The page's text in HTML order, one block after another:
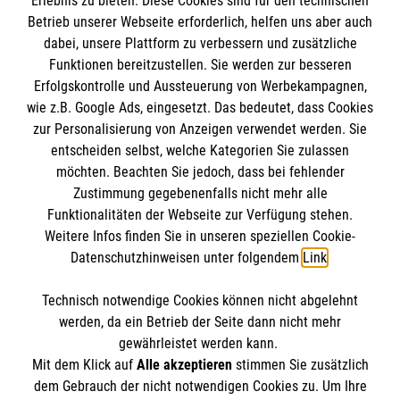
IBAN: DE10 3706 0120 1201 2000 12
BIC: GENODED 1PA7
Newsletter abonnieren
Cookies verwalten|AGB|Impressum|Datenschutz
Barrierefreiheit |Kontakt| Sharepoint|Mediathek
Betrieb unserer Webseite erforderlich, helfen uns aber auch
dabei, unsere Plattform zu verbessern und zusätzliche
Funktionen bereitzustellen. Sie werden zur besseren
Erfolgskontrolle und Aussteuerung von Werbekampagnen,
wie z.B. Google Ads, eingesetzt. Das bedeutet, dass Cookies
zur Personalisierung von Anzeigen verwendet werden. Sie
entscheiden selbst, welche Kategorien Sie zulassen
möchten. Beachten Sie jedoch, dass bei fehlender
Zustimmung gegebenenfalls nicht mehr alle
Funktionalitäten der Webseite zur Verfügung stehen.
Weitere Infos finden Sie in unseren speziellen Cookie-
Datenschutzhinweisen unter folgendem Link.
Technisch notwendige Cookies können nicht abgelehnt
werden, da ein Betrieb der Seite dann nicht mehr
gewährleistet werden kann.
Mit dem Klick auf Alle akzeptierenstimmen Sie zusätzlich
dem Gebrauch der nicht notwendigen Cookies zu. Um Ihre